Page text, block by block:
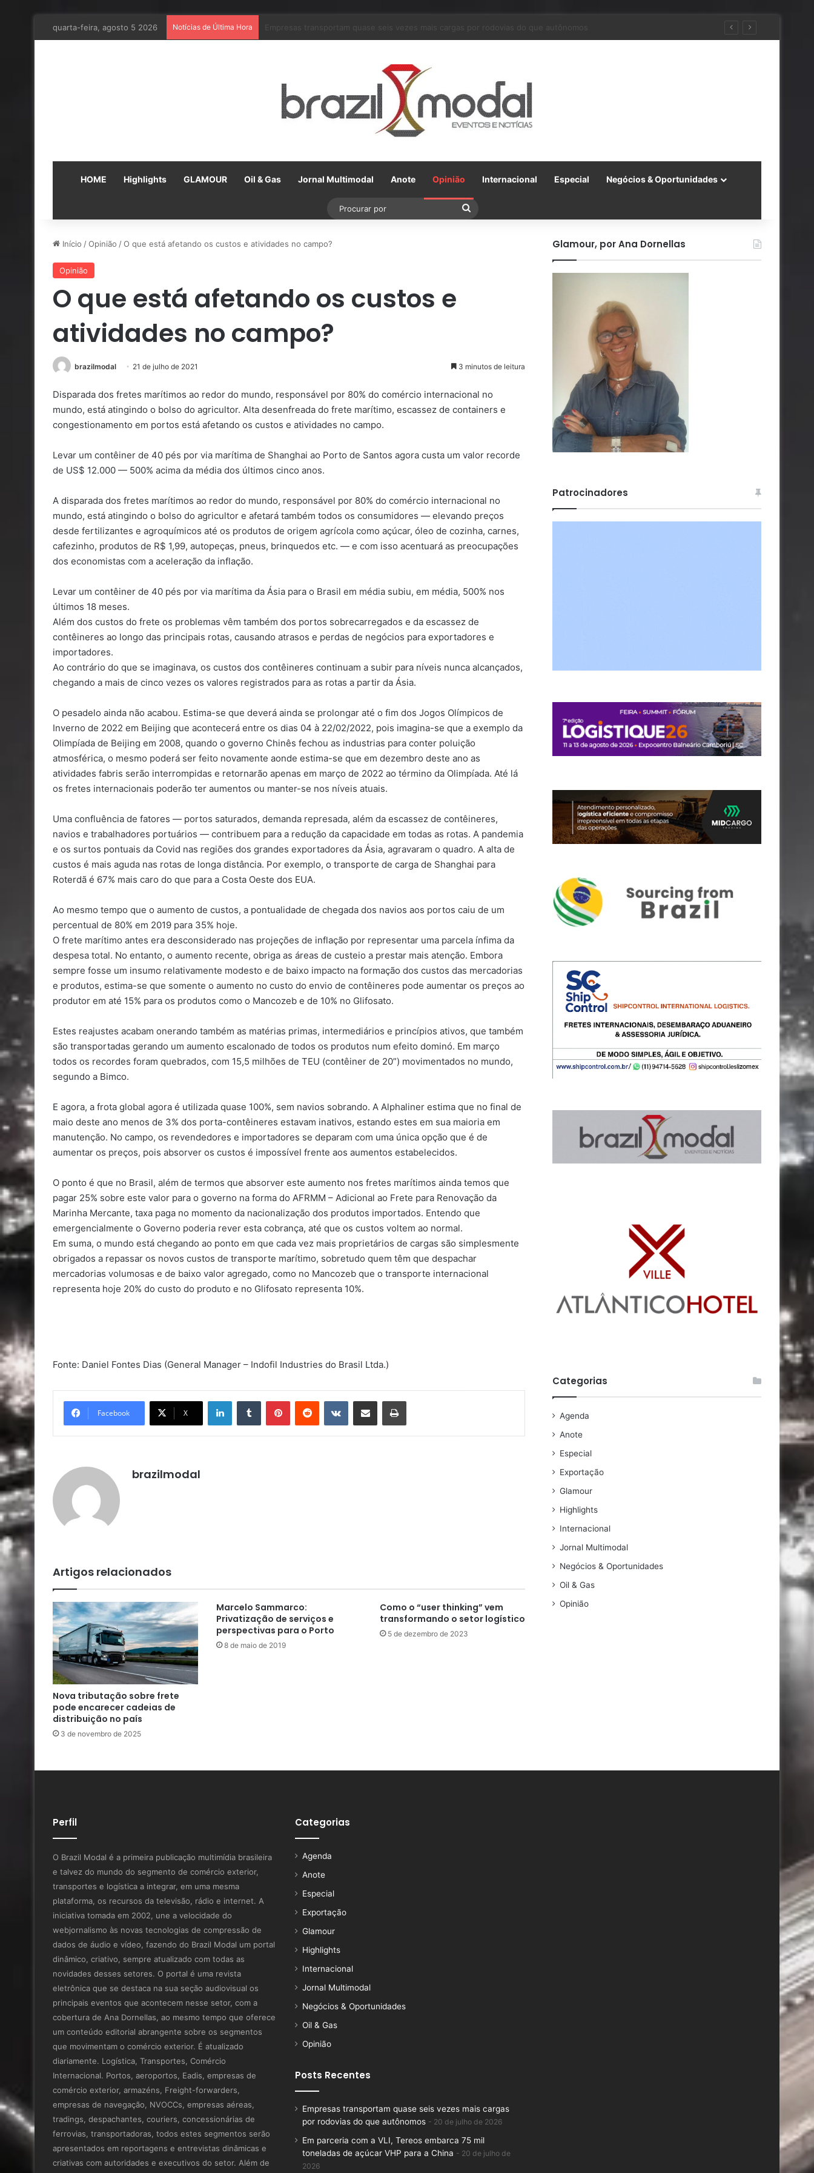
quarta-feira, agosto 5 2026 Notícias de Última Hora Em parceria com a VLI, Tereos embarca 75 mil toneladas de açúcar VHP para a China
HOME Highlights GLAMOUR Oil & Gas Jornal Multimodal Anote Opinião Internacional Especial Negócios & Oportunidades
Procurar
Início /Opinião /O que está afetando os custos e atividades no campo?
Opinião
O que está afetando os custos e
atividades no campo?
brazilmodal 21 de julho de 2021 3 minutos de leitura
Disparada dos fretes marítimos ao redor do mundo, responsável por 80% do comércio internacional no
mundo, está atingindo o bolso do agricultor. Alta desenfreada do frete marítimo, escassez de containers e
congestionamento em portos está afetando os custos e atividades no campo.
Levar um contêiner de 40 pés por via marítima de Shanghai ao Porto de Santos agora custa um valor recorde
de US$ 12.000 — 500% acima da média dos últimos cinco anos.
A disparada dos fretes marítimos ao redor do mundo, responsável por 80% do comércio internacional no
mundo, está atingindo o bolso do agricultor e afetará também todos os consumidores — elevando preços
desde fertilizantes e agroquímicos até os produtos de origem agrícola como açúcar, óleo de cozinha, carnes,
cafezinho, produtos de R$ 1,99, autopeças, pneus, brinquedos etc. — e com isso acentuará as preocupações
dos economistas com a aceleração da inflação.
Levar um contêiner de 40 pés por via marítima da Ásia para o Brasil em média subiu, em média, 500% nos
últimos 18 meses.
Além dos custos do frete os problemas vêm também dos portos sobrecarregados e da escassez de
contêineres ao longo das principais rotas, causando atrasos e perdas de negócios para exportadores e
importadores.
Ao contrário do que se imaginava, os custos dos contêineres continuam a subir para níveis nunca alcançados,
chegando a mais de cinco vezes os valores registrados para as rotas a partir da Ásia.
O pesadelo ainda não acabou. Estima-se que deverá ainda se prolongar até o fim dos Jogos Olímpicos de
Inverno de 2022 em Beijing que acontecerá entre os dias 04 à 22/02/2022, pois imagina-se que a exemplo da
Olimpíada de Beijing em 2008, quando o governo Chinês fechou as industrias para conter poluição
atmosférica, o mesmo poderá ser feito novamente aonde estima-se que em dezembro deste ano as
atividades fabris serão interrompidas e retornarão apenas em março de 2022 ao término da Olimpíada. Até lá
os fretes internacionais poderão ter aumentos ou manter-se nos níveis atuais.
Uma confluência de fatores — portos saturados, demanda represada, além da escassez de contêineres,
navios e trabalhadores portuários — contribuem para a redução da capacidade em todas as rotas. A pandemia
e os surtos pontuais da Covid nas regiões dos grandes exportadores da Ásia, agravaram o quadro. A alta de
custos é mais aguda nas rotas de longa distância. Por exemplo, o transporte de carga de Shanghai para
Roterdã é 67% mais caro do que para a Costa Oeste dos EUA.
Ao mesmo tempo que o aumento de custos, a pontualidade de chegada dos navios aos portos caiu de um
percentual de 80% em 2019 para 35% hoje.
O frete marítimo antes era desconsiderado nas projeções de inflação por representar uma parcela ínfima da
despesa total. No entanto, o aumento recente, obriga as áreas de custeio a prestar mais atenção. Embora
sempre fosse um insumo relativamente modesto e de baixo impacto na formação dos custos das mercadorias
e produtos, estima-se que somente o aumento no custo do envio de contêineres pode aumentar os preços ao
produtor em até 15% para os produtos como o Mancozeb e de 10% no Glifosato.
Estes reajustes acabam onerando também as matérias primas, intermediários e princípios ativos, que também
são transportadas gerando um aumento escalonado de todos os produtos num efeito dominó. Em março
todos os recordes foram quebrados, com 15,5 milhões de TEU (contêiner de 20”) movimentados no mundo,
segundo a Bimco.
E agora, a frota global agora é utilizada quase 100%, sem navios sobrando. A Alphaliner estima que no final de
maio deste ano menos de 3% dos porta-contêineres estavam inativos, estando estes em sua maioria em
manutenção. No campo, os revendedores e importadores se deparam com uma única opção que é de
aumentar os preços, pois absorver os custos é impossível frente aos aumentos estabelecidos.
O ponto é que no Brasil, além de termos que absorver este aumento nos fretes marítimos ainda temos que
pagar 25% sobre este valor para o governo na forma do AFRMM – Adicional ao Frete para Renovação da
Marinha Mercante, taxa paga no momento da nacionalização dos produtos importados. Entendo que
emergencialmente o Governo poderia rever esta cobrança, até que os custos voltem ao normal.
Em suma, o mundo está chegando ao ponto em que cada vez mais proprietários de cargas são simplesmente
obrigados a repassar os novos custos de transporte marítimo, sobretudo quem têm que despachar
mercadorias volumosas e de baixo valor agregado, como no Mancozeb que o transporte internacional
representa hoje 20% do custo do produto e no Glifosato representa 10%.
Fonte: Daniel Fontes Dias (General Manager – Indofil Industries do Brasil Ltda.)
Facebook X
LinkedinTumblr PinterestReddit VK Compartilhar via e-mail Imprimir
brazilmodal
Artigos relacionados
Nova tributação sobre frete
pode encarecer cadeias de
distribuição no país
3 de novembro de 2025
Marcelo Sammarco:
Privatização de serviços e
perspectivas para o Porto
8 de maio de 2019
Como o “user thinking” vem
transformando o setor logístico
5 de dezembro de 2023
Glamour, por Ana Dornellas
Patrocinadores
Categorias
Agenda
Anote
Especial
Exportação
Glamour
Highlights
Internacional
Jornal Multimodal
Negócios & Oportunidades
Oil & Gas
Opinião
Perfil
O Brazil Modal é a primeira publicação multimídia brasileira
e talvez do mundo do segmento de comércio exterior,
transportes e logística a integrar, em uma mesma
plataforma, os recursos da televisão, rádio e internet. A
iniciativa tomada em 2002, une a velocidade do
webjornalismo às novas tecnologias de compressão de
dados de áudio e vídeo, fazendo do Brazil Modal um portal
dinâmico, criativo, sempre atualizado com todas as
novidades desses setores. O portal é uma revista
eletrônica que se destaca na sua seção audiovisual os
principais eventos que acontecem nesse setor, com a
cobertura de Ana Dornellas, ao mesmo tempo que oferece
um conteúdo editorial abrangente sobre os segmentos
que movimentam o comércio exterior. É atualizado
diariamente. Logística, Transportes, Comércio
Internacional. Portos, aeroportos, Eadis, empresas de
comércio exterior, armazéns, Freight-forwarders,
empresas de navegação, NVOCCs, empresas aéreas,
tradings, despachantes, couriers, concessionárias de
ferrovias, transportadoras, todos estes segmentos serão
apresentados em reportagens e entrevistas dinâmicas e
criativas com autoridades e executivos do setor. Além de
Categorias
Agenda
Anote
Especial
Exportação
Glamour
Highlights
Internacional
Jornal Multimodal
Negócios & Oportunidades
Oil & Gas
Opinião
Posts Recentes
Empresas transportam quase seis vezes mais cargas
por rodovias do que autônomos
20 de julho de 2026
Em parceria com a VLI, Tereos embarca 75 mil
toneladas de açúcar VHP para a China
20 de julho de
2026